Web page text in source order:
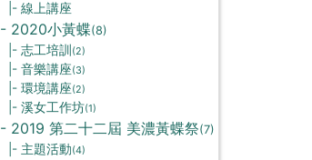
|- 線上講座
|- 2020小黃蝶(8)
|- 志工培訓 (2)
|- 音樂講座(3)
|- 環境講座(2)
|- 溪女工作坊(1)
|- 2019 第二十二屆 美濃黃蝶祭(7)
|- 主題活動(4)